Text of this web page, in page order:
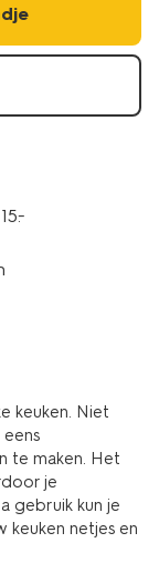
keuken. Niet
te maken. Het
je
gebruik kun je
netjes en